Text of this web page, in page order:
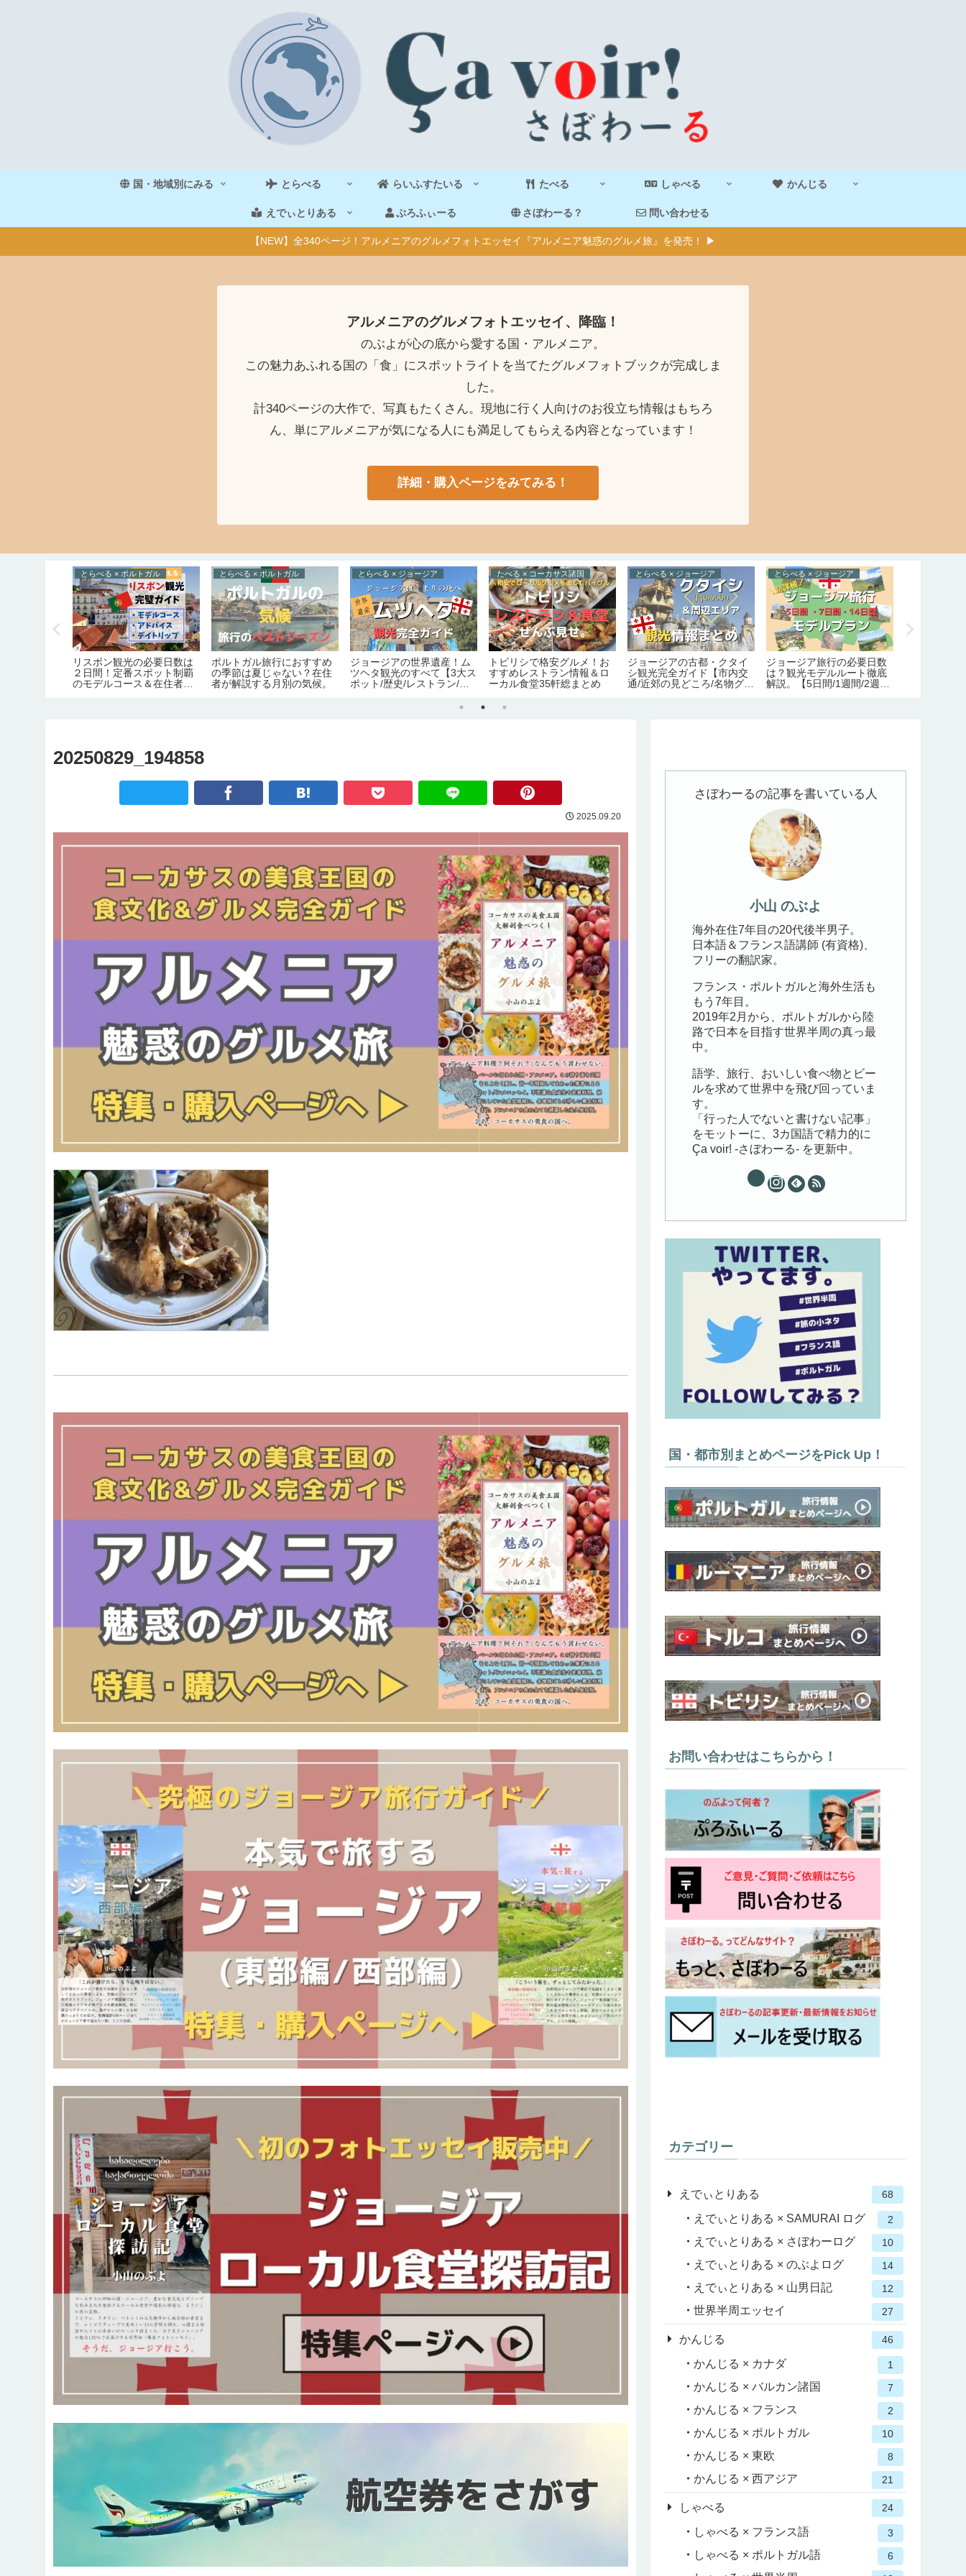
国・地域別にみる とらべる らいふすたいる たべる しゃべる かんじる
えでぃとりある ぷろふぃーる さぼわーる？ 問い合わせる
【NEW】全340ページ！アルメニアのグルメフォトエッセイ『アルメニア魅惑のグルメ旅』を発売！ ▶
アルメニアのグルメフォトエッセイ、降臨！
のぶよが心の底から愛する国・アルメニア。
この魅力あふれる国の「食」にスポットライトを当てたグルメフォトブックが完成しま
した。
計340ページの大作で、写真もたくさん。現地に行く人向けのお役立ち情報はもちろ
ん、単にアルメニアが気になる人にも満足してもらえる内容となっています！
詳細・購入ページをみてみる！
とらべる × ポルトガル
リスボン観光の必要日数は
２日間！定番スポット制覇
のモデルコース＆在住者か
とらべる × ポルトガル
ポルトガル旅行におすすめ
の季節は夏じゃない？在住
者が解説する月別の気候。
とらべる × ジョージア
ジョージアの世界遺産！ム
ツヘタ観光のすべて【3大ス
ポット/歴史/レストラン/ア
たべる × コーカサス諸国
トビリシで格安グルメ！お
すすめレストラン情報＆ロ
ーカル食堂35軒総まとめ
とらべる × ジョージア
ジョージアの古都・クタイ
シ観光完全ガイド【市内交
通/近郊の見どころ/名物グル
とらべる × ジョージア
ジョージア旅行の必要日数
は？観光モデルルート徹底
解説。【5日間/1週間/2週
20250829_194858
2025.09.20
さぼわーるの記事を書いている人
小山 のぶよ
海外在住7年目の20代後半男子。
日本語＆フランス語講師 (有資格)、
フリーの翻訳家。
フランス・ポルトガルと海外生活も
もう7年目。
2019年2月から、ポルトガルから陸
路で日本を目指す世界半周の真っ最
中。
語学、旅行、おいしい食べ物とビー
ルを求めて世界中を飛び回っていま
す。
「行った人でないと書けない記事」
をモットーに、3カ国語で精力的に
Ça voir! -さぼわーる- を更新中。
国・都市別まとめページをPick Up！
お問い合わせはこちらから！
カテゴリー
えでぃとりある 68
えでぃとりある × SAMURAI ログ 2
えでぃとりある × さぼわーログ 10
えでぃとりある × のぶよログ 14
えでぃとりある × 山男日記 12
世界半周エッセイ 27
かんじる 46
かんじる × カナダ 1
かんじる × バルカン諸国 7
かんじる × フランス 2
かんじる × ポルトガル 10
かんじる × 東欧 8
かんじる × 西アジア 21
しゃべる 24
しゃべる × フランス語 3
しゃべる × ポルトガル語 6